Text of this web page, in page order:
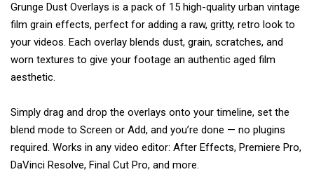
Grunge Dust Overlays is a pack of 15 high-quality urban vintage
film grain effects, perfect for adding a raw, gritty, retro look to
your videos. Each overlay blends dust, grain, scratches, and
worn textures to give your footage an authentic aged film
aesthetic.
Simply drag and drop the overlays onto your timeline, set the
blend mode to Screen or Add, and you’re done — no plugins
required. Works in any video editor: After Effects, Premiere Pro,
DaVinci Resolve, Final Cut Pro, and more.